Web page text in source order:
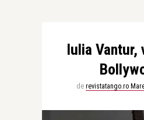
Iulia Vantur,
de revistatango.ro